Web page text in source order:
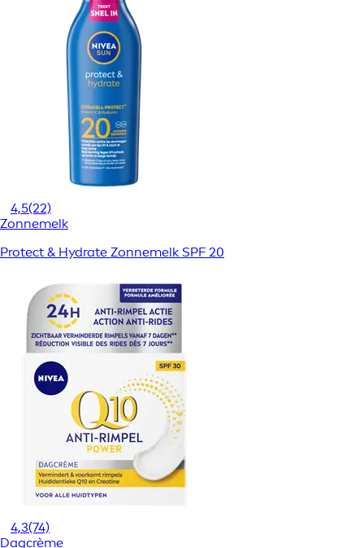
4,5(22)
Zonnemelk
Protect & Hydrate Zonnemelk SPF 20
4,3(74)
Dagcrème